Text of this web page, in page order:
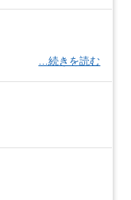
…続きを読む